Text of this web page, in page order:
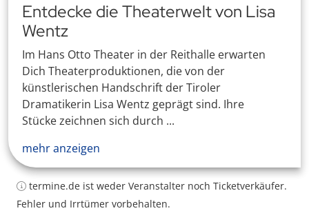
Entdecke die Theaterwelt von Lisa
Wentz
Im Hans Otto Theater in der Reithalle erwarten
Dich Theaterproduktionen, die von der
künstlerischen Handschrift der Tiroler
Dramatikerin Lisa Wentz geprägt sind. Ihre
Stücke zeichnen sich durch ...
mehr anzeigen
termine.de ist weder Veranstalter noch Ticketverkäufer.
Fehler und Irrtümer vorbehalten.